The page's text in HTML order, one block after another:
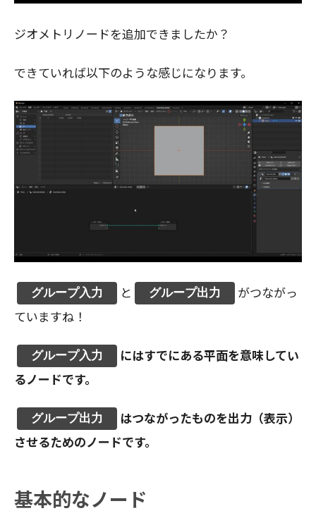
ジオメトリノードを追加できましたか？
できていれば以下のような感じになります。
グループ入力 と グループ出力
がつながっ
ていますね！
グループ入力
にはすでにある平面を意味してい
るノードです。
グループ出力
はつながったものを出力（表示）
させるためのノードです。
基本的なノード